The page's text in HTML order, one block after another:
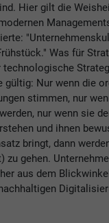
Hier gilt die
Was für
gültig: Nur wenn die
stimmen, nur
nur wenn sie
und ihnen
bringt, dann
zu gehen.
aus dem